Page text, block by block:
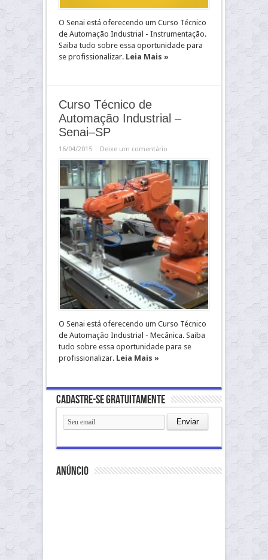
O Senai está oferecendo um Curso Técnico
de Automação Industrial - Instrumentação.
Saiba tudo sobre essa oportunidade para
se profissionalizar. Leia Mais »
Curso Técnico de
Automação Industrial –
Senai–SP
16/04/2015 Deixe um comentário
O Senai está oferecendo um Curso Técnico
de Automação Industrial - Mecânica. Saiba
tudo sobre essa oportunidade para se
profissionalizar. Leia Mais »
Cadastre-se gratuitamente
anúncio